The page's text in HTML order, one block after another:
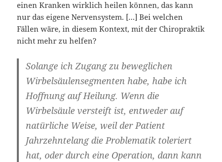
einen Kranken wirklich heilen können, das kann
nur das eigene Nervensystem. […] Bei welchen
Fällen wäre, in diesem Kontext, mit der Chiropraktik
nicht mehr zu helfen?
Solange ich Zugang zu beweglichen
Wirbelsäulensegmenten habe, habe ich
Hoffnung auf Heilung. Wenn die
Wirbelsäule versteift ist, entweder auf
natürliche Weise, weil der Patient
Jahrzehntelang die Problematik toleriert
hat, oder durch eine Operation, dann kann